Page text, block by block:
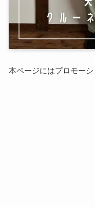
本ページにはプロモーシ